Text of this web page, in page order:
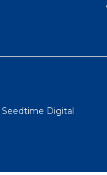
Seedtime Digital